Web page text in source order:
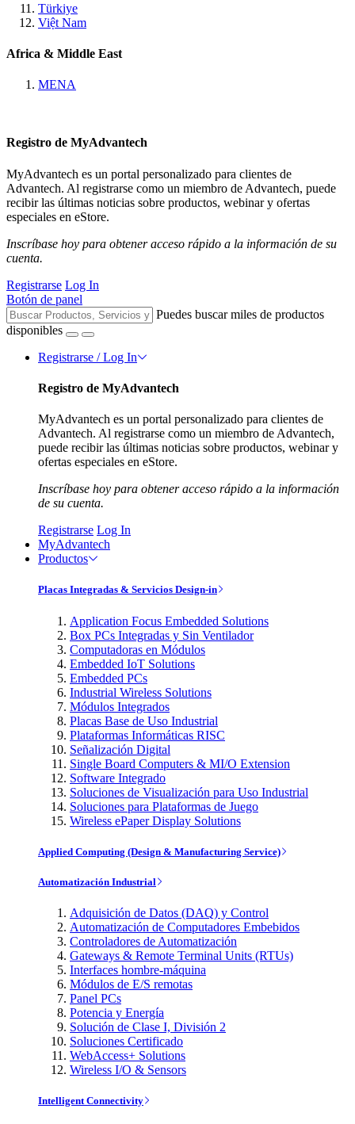
Türkiye
Việt Nam
Africa & Middle East
MENA
Registro de MyAdvantech
MyAdvantech es un portal personalizado para clientes de
Advantech. Al registrarse como un miembro de Advantech, puede
recibir las últimas noticias sobre productos, webinar y ofertas
especiales en eStore.
Inscríbase hoy para obtener acceso rápido a la información de su
cuenta.
Registrarse Log In
Botón de panel
Puedes buscar miles de productos
disponibles
Registrarse / Log In
Registro de MyAdvantech
MyAdvantech es un portal personalizado para clientes de
Advantech. Al registrarse como un miembro de Advantech,
puede recibir las últimas noticias sobre productos, webinar y
ofertas especiales en eStore.
Inscríbase hoy para obtener acceso rápido a la información
de su cuenta.
Registrarse Log In
MyAdvantech
Productos
Placas Integradas & Servicios Design-in
Application Focus Embedded Solutions
Box PCs Integradas y Sin Ventilador
Computadoras en Módulos
Embedded IoT Solutions
Embedded PCs
Industrial Wireless Solutions
Módulos Integrados
Placas Base de Uso Industrial
Plataformas Informáticas RISC
Señalización Digital
Single Board Computers & MI/O Extension
Software Integrado
Soluciones de Visualización para Uso Industrial
Soluciones para Plataformas de Juego
Wireless ePaper Display Solutions
Applied Computing (Design & Manufacturing Service)
Automatización Industrial
Adquisición de Datos (DAQ) y Control
Automatización de Computadores Embebidos
Controladores de Automatización
Gateways & Remote Terminal Units (RTUs)
Interfaces hombre-máquina
Módulos de E/S remotas
Panel PCs
Potencia y Energía
Solución de Clase I, División 2
Soluciones Certificado
WebAccess+ Solutions
Wireless I/O & Sensors
Intelligent Connectivity